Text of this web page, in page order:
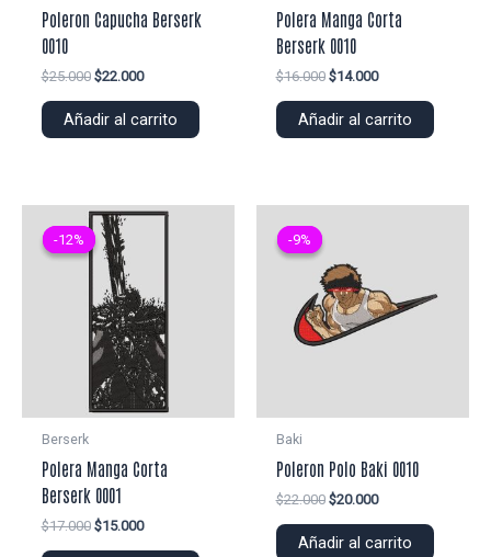
Poleron Capucha Berserk
0010
$25.000 El
original
$22.000El
actual
Añadir al carrito
Polera Manga Corta
Berserk 0010
$16.000 El
original
$14.000El
actual
Añadir al carrito
-12%
-12%
Berserk
Polera Manga Corta
Berserk 0001
$17.000 El
$15.000El
-9%
-9%
Baki
Poleron Polo Baki 0010
$22.000 El
original
$20.000El
actual
Añadir al carrito